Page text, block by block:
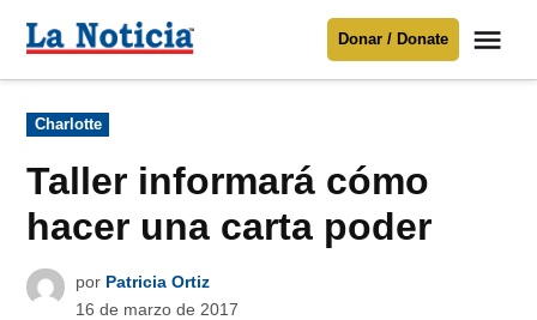
Para mantenerte informado necesitamos
Donar
contenido
Noticia
Donar / Donate
Publicado
en
Charlotte
Taller informará cómo
hacer una carta poder
por Patricia Ortiz
16 de marzo de 2017